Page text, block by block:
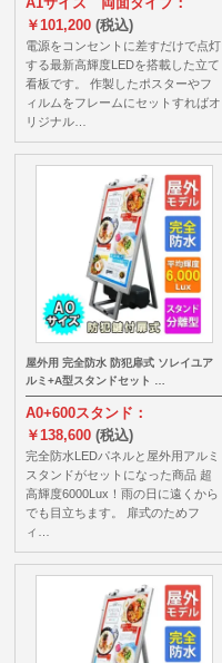
￥101,200(税込)
電源をコンセントに差すだけで点灯
する最新高輝度LEDを搭載した立て
看板です。 作製したポスターやフ
ィルムをフレームにセットすればオ
リジナル…
屋外用 完全防水 防犯扉式 ソレイユア
ルミ+A型スタンドセット …
A0+600スタンド：
￥138,600(税込)
完全防水LEDパネルと屋外用アルミ
スタンドがセットになった商品 超
高輝度6000Lux！雨の日に遠くから
でも目立ちます。 扉式のためフ
ィ…